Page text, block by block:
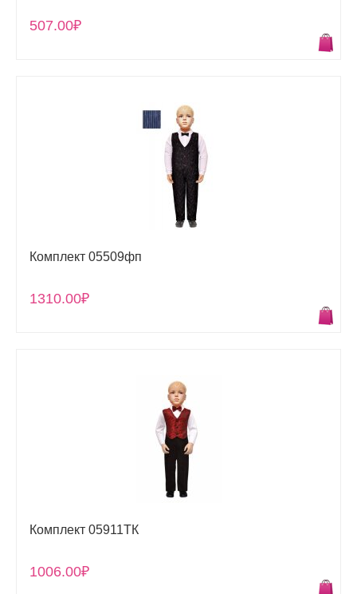
507.00₽
Комплект 05509фп
1310.00₽
Комплект 05911ТК
1006.00₽